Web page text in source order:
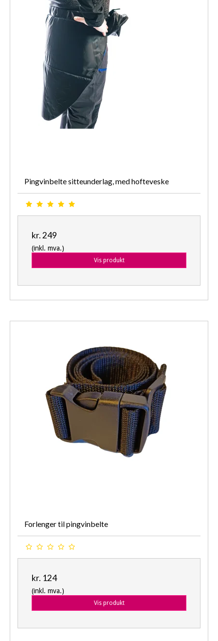
Pingvinbelte sitteunderlag, med hofteveske
kr. 249
(inkl. mva.)
Vis produkt
Forlenger til pingvinbelte
kr. 124
(inkl. mva.)
Vis produkt